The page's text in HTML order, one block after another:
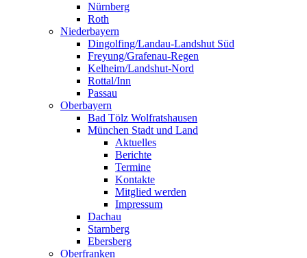
Nürnberg
Roth
Niederbayern
Dingolfing/Landau-Landshut Süd
Freyung/Grafenau-Regen
Kelheim/Landshut-Nord
Rottal/Inn
Passau
Oberbayern
Bad Tölz Wolfratshausen
München Stadt und Land
Aktuelles
Berichte
Termine
Kontakte
Mitglied werden
Impressum
Dachau
Starnberg
Ebersberg
Oberfranken